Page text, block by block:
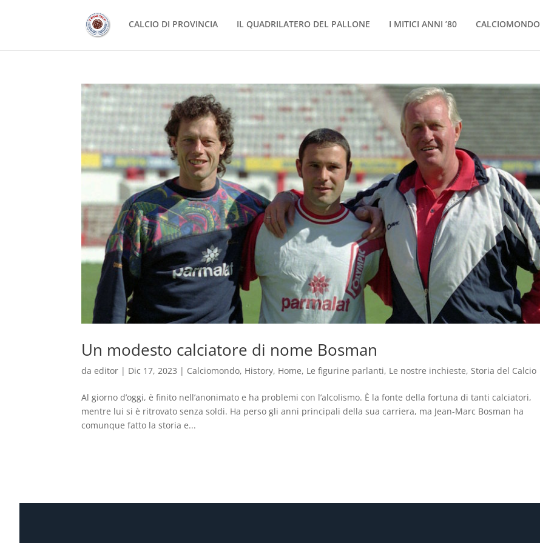
CALCIO DI PROVINCIA IL QUADRILATERO DEL PALLONE I MITICI ANNI ’80 CALCIOMONDO
Un modesto calciatore di nome Bosman
daeditor | Dic 17, 2023 | Calciomondo, History, Home, Le figurine parlanti, Le nostre inchieste, Storia del Calcio
Al giorno d’oggi, è finito nell’anonimato e ha problemi con l’alcolismo. È la fonte della fortuna di tanti calciatori,
mentre lui si è ritrovato senza soldi. Ha perso gli anni principali della sua carriera, ma Jean-Marc Bosman ha
comunque fatto la storia e...